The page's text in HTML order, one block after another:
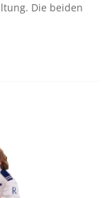
Die beiden